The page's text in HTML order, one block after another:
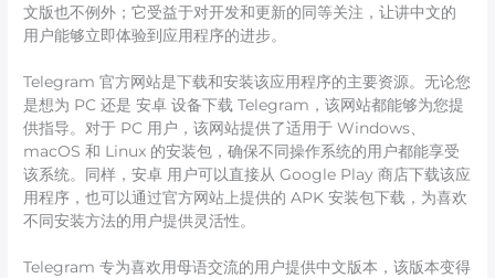
文版也不例外；它受益于对开发和更新的同等关注，让讲中文的
用户能够立即体验到应用程序的进步。
Telegram 官方网站是下载和安装该应用程序的主要资源。无论您
是想为 PC 还是 安卓 设备下载 Telegram，该网站都能够为您提
供指导。对于 PC 用户，该网站提供了适用于 Windows、
macOS 和 Linux 的安装包，确保不同操作系统的用户都能享受
该系统。同样，安卓 用户可以直接从 Google Play 商店下载该应
用程序，也可以通过官方网站上提供的 APK 安装包下载，为喜欢
不同安装方法的用户提供灵活性。
Telegram 专为喜欢用母语交流的用户提供中文版本，该版本变得